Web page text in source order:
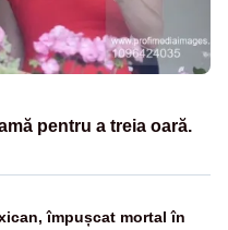
pentru a treia oară.
împușcat mortal în